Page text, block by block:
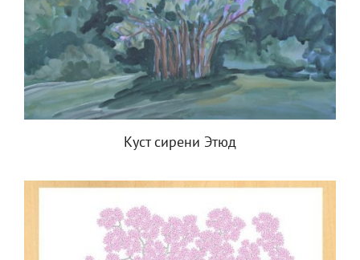
Куст сирени Этюд